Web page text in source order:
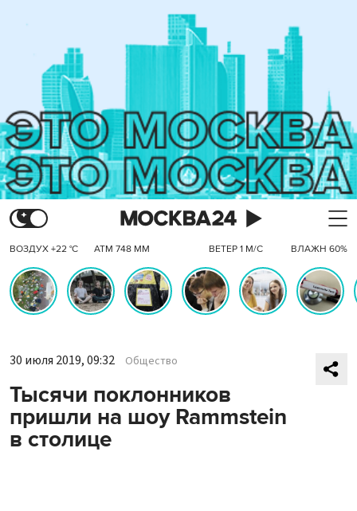
ВОЗДУХ +22 °C АТМ 748 ММ ВЕТЕР 1 М/С ВЛАЖН 60%
30 июля 2019, 09:32 Общество
Тысячи поклонников
пришли на шоу Rammstein
в столице